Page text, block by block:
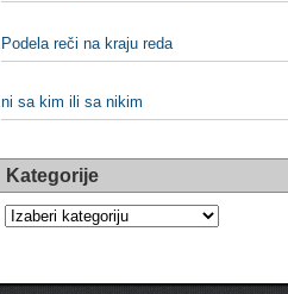
Podela reči na kraju reda
ni sa kim ili sa nikim
Kategorije
Kategorije